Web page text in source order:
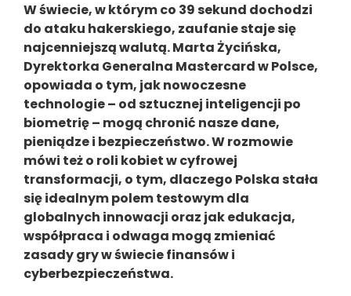
W świecie, w którym co 39 sekund dochodzi
do ataku hakerskiego, zaufanie staje się
najcenniejszą walutą. Marta Życińska,
Dyrektorka Generalna Mastercard w Polsce,
opowiada o tym, jak nowoczesne
technologie – od sztucznej inteligencji po
biometrię – mogą chronić nasze dane,
pieniądze i bezpieczeństwo. W rozmowie
mówi też o roli kobiet w cyfrowej
transformacji, o tym, dlaczego Polska stała
się idealnym polem testowym dla
globalnych innowacji oraz jak edukacja,
współpraca i odwaga mogą zmieniać
zasady gry w świecie finansów i
cyberbezpieczeństwa.